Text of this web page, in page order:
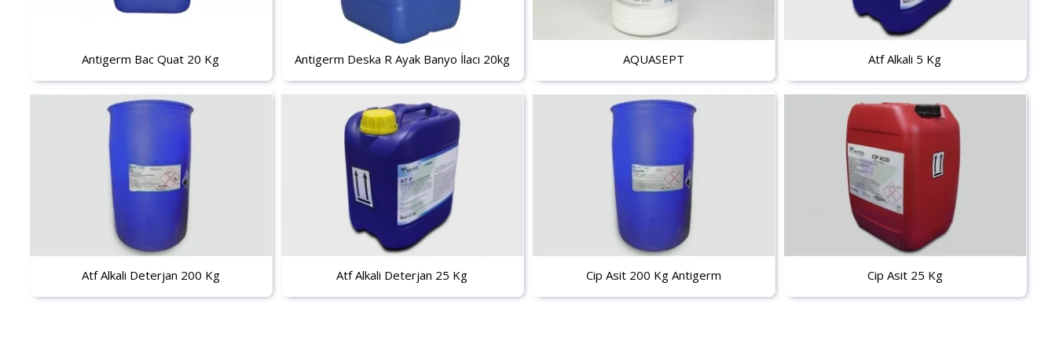
Antigerm Bac Quat 20 Kg Antigerm Deska R Ayak Banyo İlacı 20kg AQUASEPT Atf Alkali 5 Kg
Atf Alkali Deterjan 200 Kg Atf Alkali Deterjan 25 Kg Cip Asit 200 Kg Antigerm Cip Asit 25 Kg